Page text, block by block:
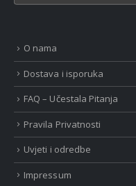
O nama
Dostava i isporuka
FAQ – Učestala Pitanja
Pravila Privatnosti
Uvjeti i odredbe
Impressum